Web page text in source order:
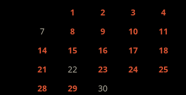
1
2 3 4
7
8 9 10 11
14
15 16 17 18
21
22 23 24 25
28
29
30